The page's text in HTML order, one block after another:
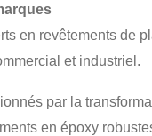
en revêtements de
et industriel.
par la
en époxy